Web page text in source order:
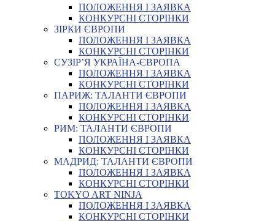
ПОЛОЖЕННЯ І ЗАЯВКА
КОНКУРСНІ СТОРІНКИ
ЗІРКИ ЄВРОПИ
ПОЛОЖЕННЯ І ЗАЯВКА
КОНКУРСНІ СТОРІНКИ
СУЗІР’Я УКРАЇНА-ЄВРОПА
ПОЛОЖЕННЯ І ЗАЯВКА
КОНКУРСНІ СТОРІНКИ
ПАРИЖ: ТАЛАНТИ ЄВРОПИ
ПОЛОЖЕННЯ І ЗАЯВКА
КОНКУРСНІ СТОРІНКИ
РИМ: ТАЛАНТИ ЄВРОПИ
ПОЛОЖЕННЯ І ЗАЯВКА
КОНКУРСНІ СТОРІНКИ
МАДРИД: ТАЛАНТИ ЄВРОПИ
ПОЛОЖЕННЯ І ЗАЯВКА
КОНКУРСНІ СТОРІНКИ
TOKYO ART NINJA
ПОЛОЖЕННЯ І ЗАЯВКА
КОНКУРСНІ СТОРІНКИ